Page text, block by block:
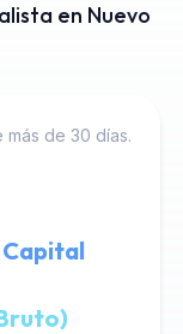
en Nuevo
más de 30 días.